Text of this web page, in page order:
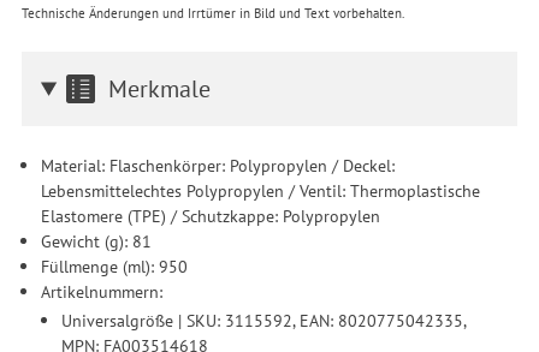
Technische Änderungen und Irrtümer in Bild und Text vorbehalten.
Merkmale
Material: Flaschenkörper: Polypropylen / Deckel:
Lebensmittelechtes Polypropylen / Ventil: Thermoplastische
Elastomere (TPE) / Schutzkappe: Polypropylen
Gewicht (g): 81
Füllmenge (ml): 950
Artikelnummern:
Universalgröße | SKU: 3115592, EAN: 8020775042335,
MPN: FA003514618